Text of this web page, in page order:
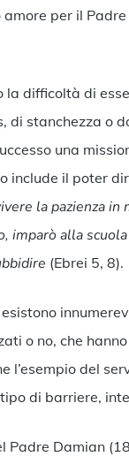
per il
la difficoltà di
di stanchezza o
una
include il poter
la pazienza in
imparò alla
(Ebrei 5, 8).
o no, che
l’esempio del
di barriere,
Padre Damian